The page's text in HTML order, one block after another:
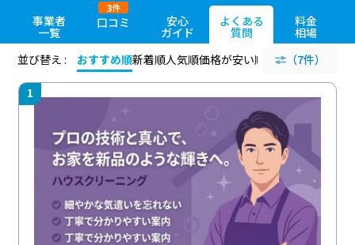
事業者
一覧
口コミ
3件
安心
ガイド
よくある
質問
料金
相場
並び替え :
おすすめ順新着順人気順価格が安い順 評価が高い順
（7件）
1